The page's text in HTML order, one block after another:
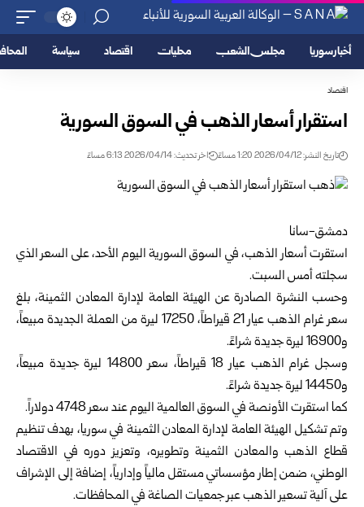
أخبار سوريا مجلس الشعب محليات اقتصاد سياسة
اقتصاد
استقرار أسعار الذهب في السوق السورية
تاريخ النشر: 2026/04/12 1:20 مساءً اخر تحديث: 2026/04/14 6:13 مساءً
دمشق-سانا
استقرتأسعار الذهب، في السوق السورية اليوم الأحد، على السعر الذي
سجلته أمس السبت.
وحسب النشرة الصادرة عن الهيئة العامة لإدارة المعادن الثمينة، بلغ
سعر غرام الذهب عيار 21 قيراطاً، 17250 ليرة من العملة الجديدة مبيعاً،
و16900 ليرة جديدة شراءً.
وسجل غرام الذهب عيار 18 قيراطاً، سعر 14800 ليرة جديدة مبيعاً،
و14450 ليرة جديدة شراءً.
كما استقرت الأونصة في السوق العالمية اليوم عند سعر 4748 دولاراً.
وتم تشكيل الهيئة العامة لإدارة المعادن الثمينة في سوريا، بهدف تنظيم
قطاع الذهب والمعادن الثمينة وتطويره، وتعزيز دوره في الاقتصاد
الوطني، ضمن إطار مؤسساتي مستقل مالياً وإدارياً، إضافة إلى الإشراف
على آلية تسعير الذهب عبر جمعيات الصاغة في المحافظات.